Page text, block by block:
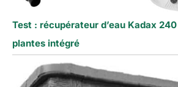
Test : récupérateur d’eau Kadax
plantes intégré